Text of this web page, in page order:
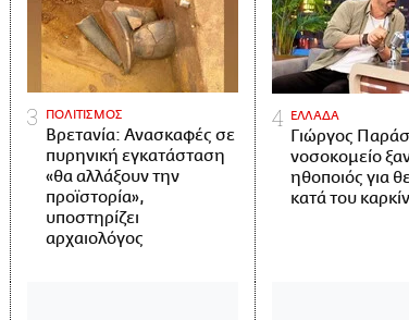
ΠΟΛΙΤΙΣΜΟΣ
Βρετανία: Ανασκαφές σε
πυρηνική εγκατάσταση
«θα αλλάξουν την
προϊστορία»,
υποστηρίζει
αρχαιολόγος
ΕΛΛΑΔΑ
Γιώργος
νοσοκομείο
ηθοποιός για
κατά του